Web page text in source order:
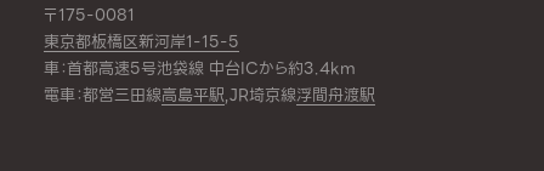
〒175-0081
東京都板橋区新河岸1-15-5
車：首都高速5号池袋線 中台ICから約3.4km
電車：都営三田線高島平駅,JR埼京線浮間舟渡駅